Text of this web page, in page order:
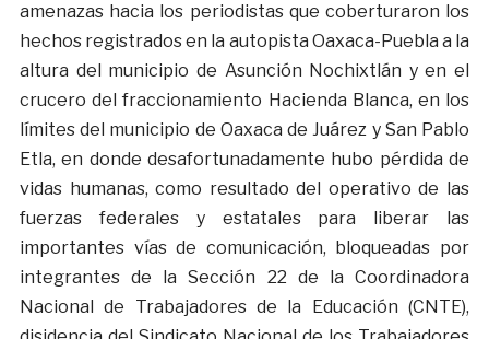
amenazas hacia los periodistas que coberturaron los
hechos registrados en la autopista Oaxaca-Puebla a la
altura del municipio de Asunción Nochixtlán y en el
crucero del fraccionamiento Hacienda Blanca, en los
límites del municipio de Oaxaca de Juárez y San Pablo
Etla, en donde desafortunadamente hubo pérdida de
vidas humanas, como resultado del operativo de las
fuerzas federales y estatales para liberar las
importantes vías de comunicación, bloqueadas por
integrantes de la Sección 22 de la Coordinadora
Nacional de Trabajadores de la Educación (CNTE),